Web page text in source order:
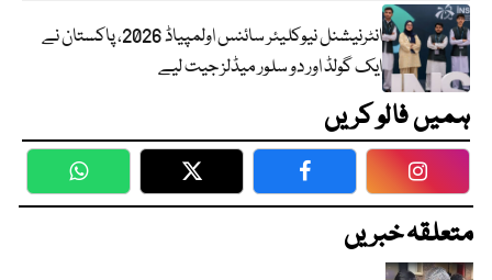
انٹرنیشنل نیوکلیئر سائنس اولمپیاڈ 2026، پاکستان نے
ایک گولڈ اور دو سلور میڈلز جیت لیے
ہمیں فالو کریں
WhatsApp Twitter Facebook
متعلقہ خبریں